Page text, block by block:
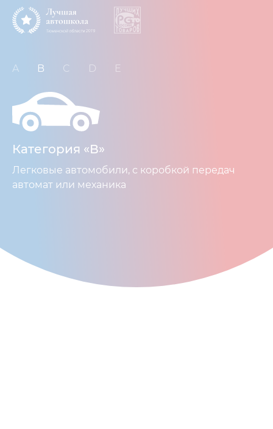
Категория «В»
Легковые автомобили, с коробкой передач
автомат или механика
A B C D E